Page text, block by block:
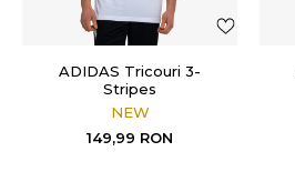
ADIDAS Tricouri 3-
Stripes
NEW
149,99 RON